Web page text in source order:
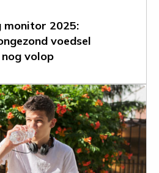
monitor 2025:
voedsel
volop